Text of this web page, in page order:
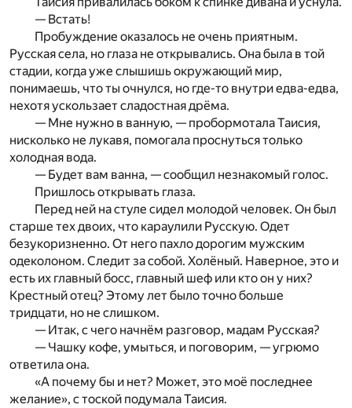
— Встать!
Пробуждение оказалось не очень приятным.
Русская села, но глаза не открывались. Она была в той
стадии, когда уже слышишь окружающий мир,
понимаешь, что ты очнулся, но где-то внутри едва-едва,
нехотя ускользает сладостная дрёма.
— Мне нужно в ванную, — пробормотала Таисия,
нисколько не лукавя, помогала проснуться только
холодная вода.
— Будет вам ванна, — сообщил незнакомый голос.
Пришлось открывать глаза.
Перед ней на стуле сидел молодой человек. Он был
старше тех двоих, что караулили Русскую. Одет
безукоризненно. От него пахло дорогим мужским
одеколоном. Следит за собой. Холёный. Наверное, это и
есть их главный босс, главный шеф или кто он у них?
Крестный отец? Этому лет было точно больше
тридцати, но не слишком.
— Итак, с чего начнём разговор, мадам Русская?
— Чашку кофе, умыться, и поговорим, — угрюмо
ответила она.
«А почему бы и нет? Может, это моё последнее
желание», с тоской подумала Таисия.